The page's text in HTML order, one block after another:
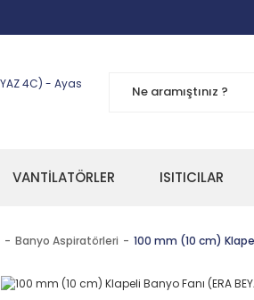
VANTİLATÖRLER ISITICILAR
Banyo Aspiratörleri 100 mm (10 cm)